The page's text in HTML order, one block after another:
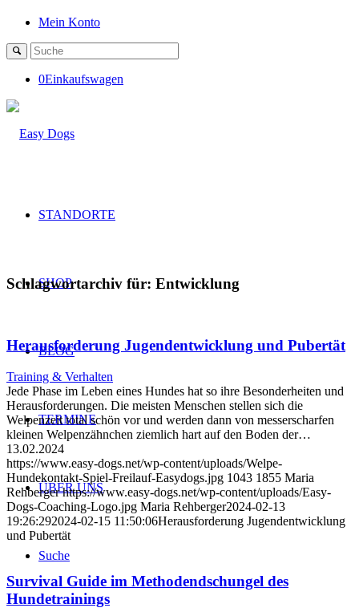
Mein Konto
0Einkaufswagen
STANDORTE
SHOP
BLOG
TERMINE
ÜBER UNS
Suche
Schlagwortarchiv für: Entwicklung
Herausforderung Jugendentwicklung und Pubertät
Training & Verhalten
Jede Phase im Leben eines Hundes hat so ihre Besonderheiten und
Herausforderungen. Die meisten Menschen stellen sich die
Welpenzeit total schön vor und werden dann von messerscharfen
kleinen Welpenzähnchen ziemlich hart auf den Boden der…
13.02.2024
https://www.easy-dogs.net/wp-content/uploads/Welpe-
Hundekontakt-Spiel-Freilauf-Easydogs.jpg 1043 1855 Maria
Rehberger https://www.easy-dogs.net/wp-content/uploads/Easy-
Dogs-Coaching-Logo.jpg Maria Rehberger2024-02-13
19:26:292024-02-15 11:50:06Herausforderung Jugendentwicklung
und Pubertät
Survival Guide im Methodendschungel des
Hundetrainings